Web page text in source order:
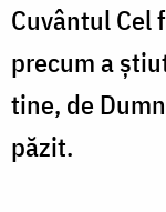
Cuvântul Cel
precum a
tine, de
păzit.